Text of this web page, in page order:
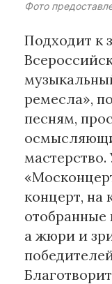
Материалы
АКИ
Artists /
n'RIS
Онлайн патент
Цифровой
Смотрите нас
Фото
Подходит к
ремесла»,
песням,
концерт, на
а жюри и